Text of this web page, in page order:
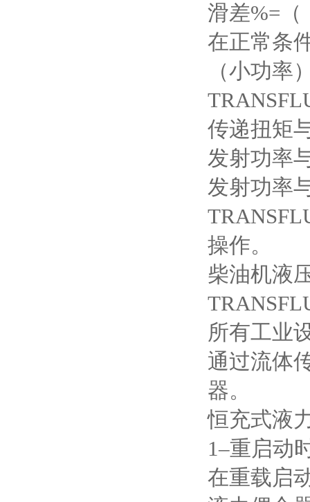
滑差%=（
在正常条
（小功率
传递扭矩
发射功率
发射功率
操作。
柴油机液
所有工业
通过流体
器。
恒充式液
1–重启动
在重载启